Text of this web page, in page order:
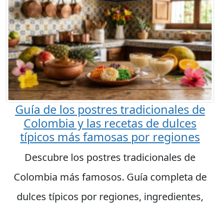
Guía de los postres tradicionales de
Colombia y las recetas de dulces
típicos más famosas por regiones
Descubre los postres tradicionales de
Colombia más famosos. Guía completa de
dulces típicos por regiones, ingredientes,